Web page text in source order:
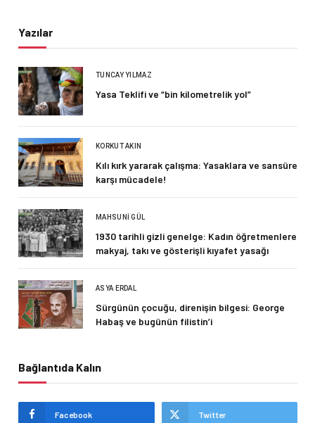
Yazılar
TUNCAY YILMAZ
Yasa Teklifi ve “bin kilometrelik yol”
KORKUT AKIN
Kılı kırk yararak çalışma: Yasaklara ve sansüre
karşı mücadele!
MAHSUNI GÜL
1930 tarihli gizli genelge: Kadın öğretmenlere
makyaj, takı ve gösterişli kıyafet yasağı
ASYA ERDAL
Sürgünün çocuğu, direnişin bilgesi: George
Habaş ve bugünün filistin’i
Bağlantıda Kalın
Facebook Twitter